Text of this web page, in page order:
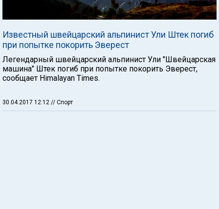
Известный швейцарский альпинист Ули Штек погиб
при попытке покорить Эверест
Легендарный швейцарский альпинист Ули "Швейцарская
машина" Штек погиб при попытке покорить Эверест,
сообщает Himalayan Times.
30.04.2017 12:12 // Спорт